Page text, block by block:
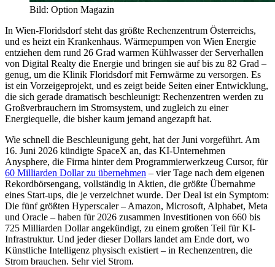
Bild: Option Magazin
In Wien-Floridsdorf steht das größte Rechenzentrum Österreichs,
und es heizt ein Krankenhaus. Wärmepumpen von Wien Energie
entziehen dem rund 26 Grad warmen Kühlwasser der Serverhallen
von Digital Realty die Energie und bringen sie auf bis zu 82 Grad –
genug, um die Klinik Floridsdorf mit Fernwärme zu versorgen. Es
ist ein Vorzeigeprojekt, und es zeigt beide Seiten einer Entwicklung,
die sich gerade dramatisch beschleunigt: Rechenzentren werden zu
Großverbrauchern im Stromsystem, und zugleich zu einer
Energiequelle, die bisher kaum jemand angezapft hat.
Wie schnell die Beschleunigung geht, hat der Juni vorgeführt. Am
16. Juni 2026 kündigte SpaceX an, das KI-Unternehmen
Anysphere, die Firma hinter dem Programmierwerkzeug Cursor, für
60 Milliarden Dollar zu übernehmen – vier Tage nach dem eigenen
Rekordbörsengang, vollständig in Aktien, die größte Übernahme
eines Start-ups, die je verzeichnet wurde. Der Deal ist ein Symptom:
Die fünf größten Hyperscaler – Amazon, Microsoft, Alphabet, Meta
und Oracle – haben für 2026 zusammen Investitionen von 660 bis
725 Milliarden Dollar angekündigt, zu einem großen Teil für KI-
Infrastruktur. Und jeder dieser Dollars landet am Ende dort, wo
Künstliche Intelligenz physisch existiert – in Rechenzentren, die
Strom brauchen. Sehr viel Strom.